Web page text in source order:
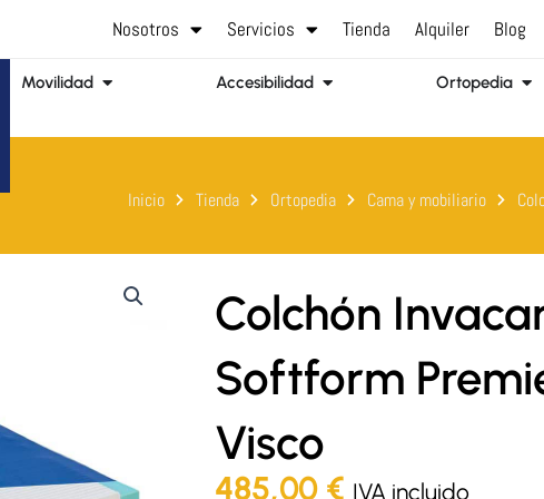
Nosotros Servicios Tienda Alquiler Blog
Movilidad Abrir Movilidad Accesibilidad Abrir AccesibilidadOrtopedia
Inicio Tienda Ortopedia Cama y mobiliario
Colchón
Softform
Visco
485,00 € IVA incluido